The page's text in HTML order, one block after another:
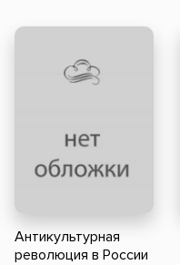
Антикультурная
революция в России